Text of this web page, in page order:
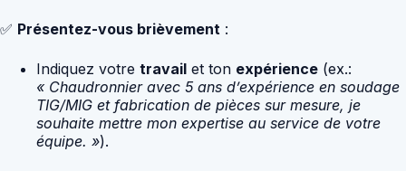
✅ Présentez-vous brièvement :
Indiquez votre travail et ton expérience (ex.:
« Chaudronnier avec 5 ans d’expérience en soudage
TIG/MIG et fabrication de pièces sur mesure, je
souhaite mettre mon expertise au service de votre
équipe. »).